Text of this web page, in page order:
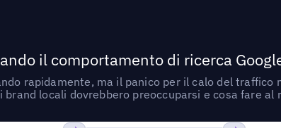
il comportamento di ricerca
rapidamente, ma il panico per il calo del traffico
locali dovrebbero preoccuparsi e cosa fare al